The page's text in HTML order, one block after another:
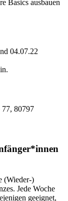
Basics ausbauen
04.07.22
77, 80797
(Wieder-)
Jede Woche
geeignet,